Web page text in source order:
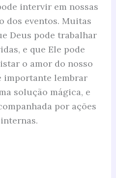
intervir em nossas
dos eventos. Muitas
Deus pode trabalhar
e que Ele pode
o amor do nosso
importante lembrar
solução mágica, e
por ações